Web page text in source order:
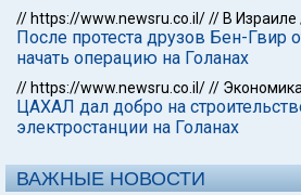
// https://www.newsru.co.il/// В Израиле
После протеста друзов Бен-Гвир
начать операцию на Голанах
// https://www.newsru.co.il/// Экономика
ЦАХАЛ дал добро на
электростанции на Голанах
ВАЖНЫЕ НОВОСТИ